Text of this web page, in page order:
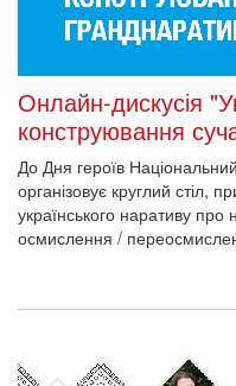
Онлайн-дискусія
конструювання
До Дня героїв
організовує круглий стіл,
українського наративу про
осмислення /